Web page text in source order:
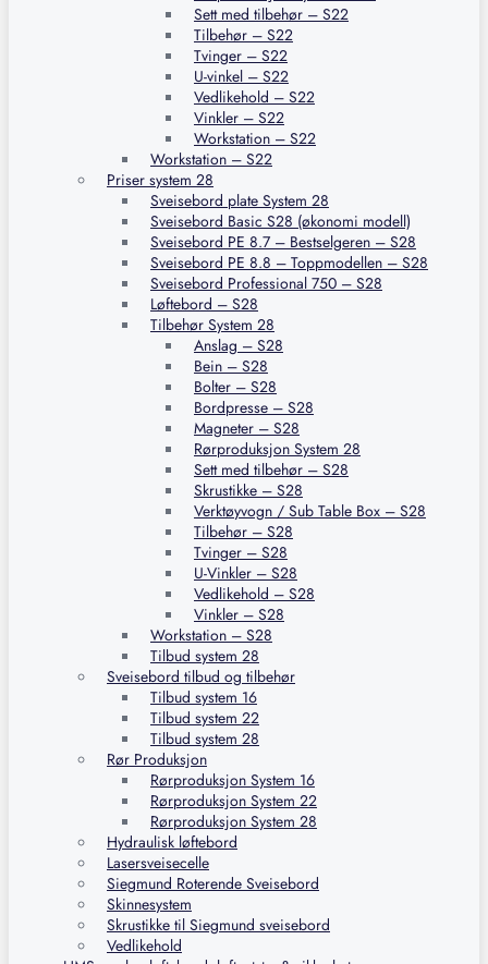
Sett med tilbehør – S22
Tilbehør – S22
Tvinger – S22
U-vinkel – S22
Vedlikehold – S22
Vinkler – S22
Workstation – S22
Workstation – S22
Priser system 28
Sveisebord plate System 28
Sveisebord Basic S28 (økonomi modell)
Sveisebord PE 8.7 – Bestselgeren – S28
Sveisebord PE 8.8 – Toppmodellen – S28
Sveisebord Professional 750 – S28
Løftebord – S28
Tilbehør System 28
Anslag – S28
Bein – S28
Bolter – S28
Bordpresse – S28
Magneter – S28
Rørproduksjon System 28
Sett med tilbehør – S28
Skrustikke – S28
Verktøyvogn / Sub Table Box – S28
Tilbehør – S28
Tvinger – S28
U-Vinkler – S28
Vedlikehold – S28
Vinkler – S28
Workstation – S28
Tilbud system 28
Sveisebord tilbud og tilbehør
Tilbud system 16
Tilbud system 22
Tilbud system 28
Rør Produksjon
Rørproduksjon System 16
Rørproduksjon System 22
Rørproduksjon System 28
Hydraulisk løftebord
Lasersveisecelle
Siegmund Roterende Sveisebord
Skinnesystem
Skrustikke til Siegmund sveisebord
Vedlikehold